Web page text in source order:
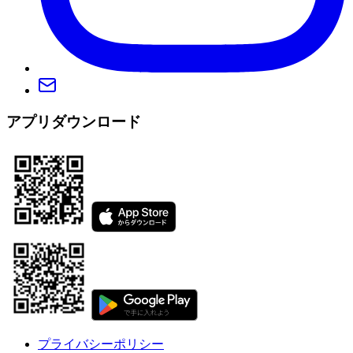
アプリダウンロード
プライバシーポリシー